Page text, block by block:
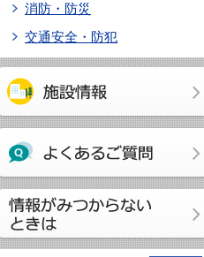
消防・防災
交通安全・防犯